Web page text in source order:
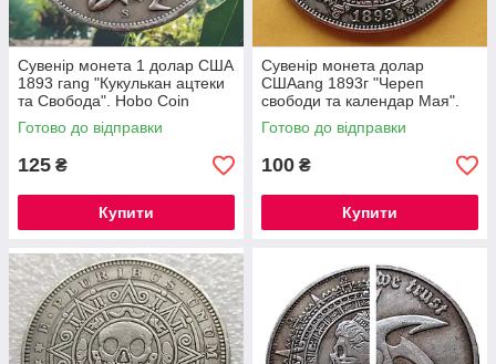
Сувенір монета 1 долар США
1893 гang "Кукулькан ацтеки
та Свобода". Hobo Coin
American
Готово до відправки
125 ₴
Купити
Сувенір монета долар
СШАang 1893г "Череп
свободи та календар Мая".
Hobo Coin American Morgan
Готово до відправки
100 ₴
Купити